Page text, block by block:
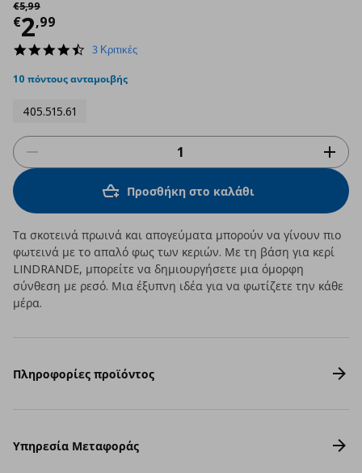
€5,99
€2,99
Τρέχουσα τιμή
4.7
rating
3 Κριτικές
10 πόντους ανταμοιβής
405.515.61
Προσθήκη στο καλάθι
Τα σκοτεινά πρωινά και απογεύματα μπορούν να γίνουν πιο
φωτεινά με το απαλό φως των κεριών. Με τη βάση για κερί
LINDRANDE, μπορείτε να δημιουργήσετε μια όμορφη
σύνθεση με ρεσό. Μια έξυπνη ιδέα για να φωτίζετε την κάθε
μέρα.
Πληροφορίες προϊόντος
Υπηρεσία Μεταφοράς